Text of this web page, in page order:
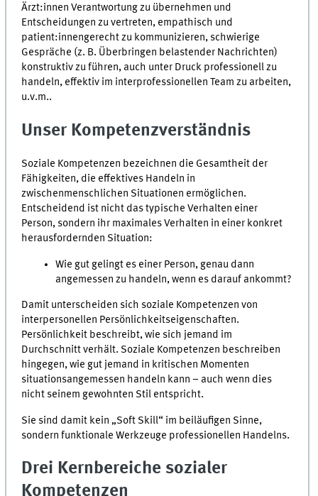
Ärzt:innen Verantwortung zu übernehmen und
Entscheidungen zu vertreten, empathisch und
patient:innengerecht zu kommunizieren, schwierige
Gespräche (z. B. Überbringen belastender Nachrichten)
konstruktiv zu führen, auch unter Druck professionell zu
handeln, effektiv im interprofessionellen Team zu arbeiten,
u.v.m..
Unser Kompetenzverständnis
Soziale Kompetenzen bezeichnen die Gesamtheit der
Fähigkeiten, die effektives Handeln in
zwischenmenschlichen Situationen ermöglichen.
Entscheidend ist nicht das typische Verhalten einer
Person, sondern ihr maximales Verhalten in einer konkret
herausfordernden Situation:
Wie gut gelingt es einer Person, genau dann
angemessen zu handeln, wenn es darauf ankommt?
Damit unterscheiden sich soziale Kompetenzen von
interpersonellen Persönlichkeitseigenschaften.
Persönlichkeit beschreibt, wie sich jemand im
Durchschnitt verhält. Soziale Kompetenzen beschreiben
hingegen, wie gut jemand in kritischen Momenten
situationsangemessen handeln kann – auch wenn dies
nicht seinem gewohnten Stil entspricht.
Sie sind damit kein „Soft Skill“ im beiläufigen Sinne,
sondern funktionale Werkzeuge professionellen Handelns.
Drei Kernbereiche sozialer
Kompetenzen